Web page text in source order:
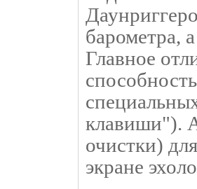
барометра,
Главное
клавиши").
очистки)
экране